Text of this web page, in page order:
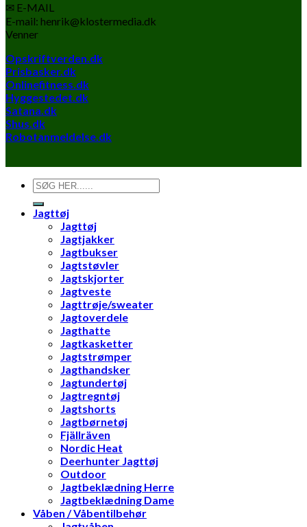
✉ E-MAIL
E-mail: henrik@klostermedia.dk
Venner
Opskriftverden.dk
Prisbasker.dk
Onlinefitness.dk
Hyggestedet.dk
Satana.dk
Shus.dk
Robotanmeldelse.dk
Søg
efter:
Jagttøj
Jagttøj
Jagtjakker
Jagtbukser
Jagtstøvler
Jagtskjorter
Jagtveste
Jagttrøje/sweater
Jagtoverdele
Jagthatte
Jagtkasketter
Jagtstrømper
Jagthandsker
Jagtundertøj
Jagtregntøj
Jagtshorts
Jagtbørnetøj
Fjällräven
Nordic Heat
Deerhunter Jagttøj
Outdoor
Jagtbeklædning Herre
Jagtbeklædning Dame
Våben / Våbentilbehør